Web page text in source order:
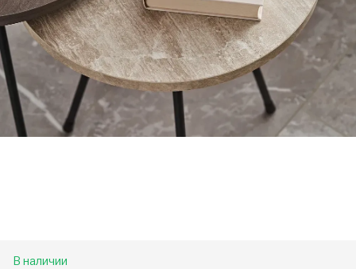
В наличии